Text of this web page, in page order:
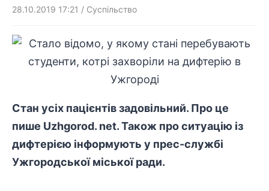
28.10.2019 17:21 / Суспільство
Стан усіх пацієнтів задовільний. Про це
пише Uzhgorod. net. Також про ситуацію із
дифтерією інформують у прес-службі
Ужгородської міської ради.